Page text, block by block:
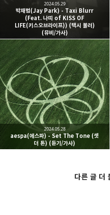
카카오스토리 밴드
박재범(Jay Park) - Taxi Blurr
(Feat. 나띠 of KISS OF
LIFE(키스오브라이프)) (택시 불러)
(뮤비/가사)
2024.05.29
aespa(에스파) - Set The Tone (셋
더 톤) (듣기/가사)
2024.05.28
다른 글 더